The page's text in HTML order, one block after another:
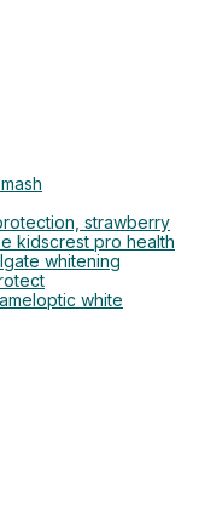
strawberry
kidscrest pro health
whitening
optic white